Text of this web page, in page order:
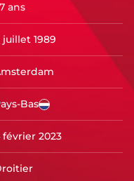
ans
juillet 1989
Bas
février 2023